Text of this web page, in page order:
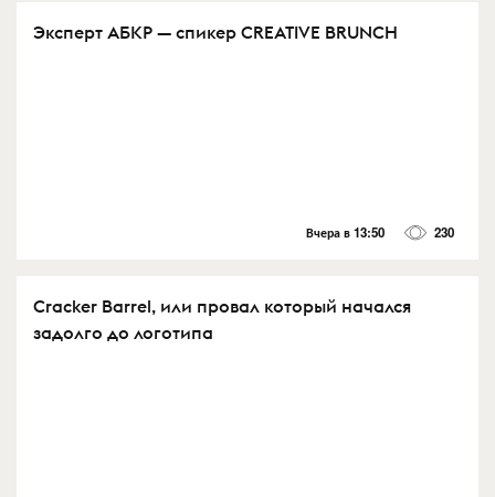
Эксперт АБКР — спикер CREATIVE BRUNCH
Вчера в 13:50 230
Cracker Barrel, или провал который начался
задолго до логотипа